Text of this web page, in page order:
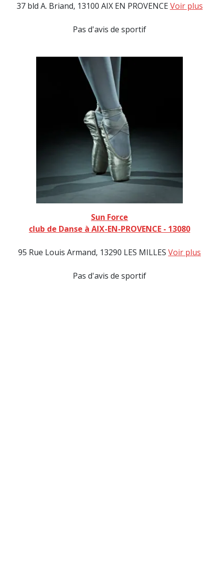
37 bld A. Briand, 13100 AIX EN PROVENCEVoir plus
Pas d'avis de sportif
Sun Force
club de Danse à AIX-EN-PROVENCE - 13080
95 Rue Louis Armand, 13290 LES MILLES Voir plus
Pas d'avis de sportif